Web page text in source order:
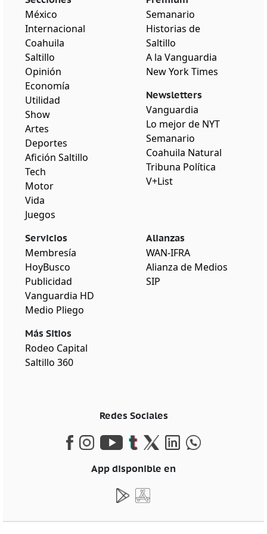
México
Internacional
Coahuila
Saltillo
Opinión
Economía
Utilidad
Show
Artes
Deportes
Afición Saltillo
Tech
Motor
Vida
Juegos
Semanario
Historias de
Saltillo
A la Vanguardia
New York Times
Newsletters
Vanguardia
Lo mejor de NYT
Semanario
Coahuila Natural
Tribuna Política
V+List
Servicios
Membresía
HoyBusco
Publicidad
Vanguardia HD
Medio Pliego
Más Sitios
Rodeo Capital
Saltillo 360
Alianzas
WAN-IFRA
Alianza de Medios
SIP
Redes Sociales
App disponible en